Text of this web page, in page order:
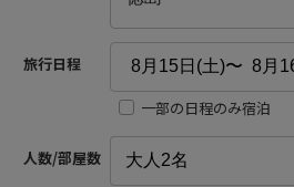
旅行日程
一部の日程のみ宿泊
人数/部屋数